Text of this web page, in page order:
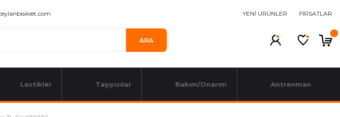
YENİ ÜRÜNLER FIRSATLAR
ARA
Lastikler Taşıyıcılar Bakım/Onarım Antrenman